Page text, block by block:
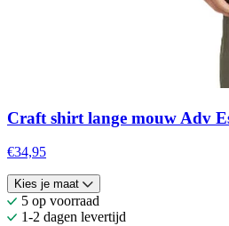
Craft shirt lange mouw Adv
€34,95
Kies je maat
5 op voorraad
1-2 dagen levertijd